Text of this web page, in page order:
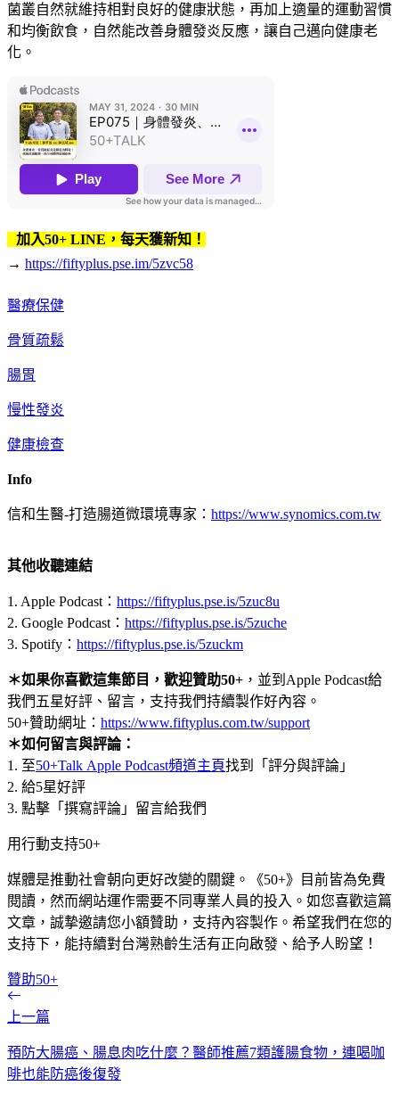
菌叢自然就維持相對良好的健康狀態，再加上適量的運動習慣
和均衡飲食，自然能改善身體發炎反應，讓自己邁向健康老
化。
加入50+ LINE，每天獲新知！
→ https://fiftyplus.pse.im/5zvc58
醫療保健
骨質疏鬆
腸胃
慢性發炎
健康檢查
Info
信和生醫-打造腸道微環境專家： https://www.synomics.com.tw
​其他收聽連結
1. Apple Podcast： https://fiftyplus.pse.is/5zuc8u
2. Google Podcast： https://fiftyplus.pse.is/5zuche
3. Spotify： https://fiftyplus.pse.is/5zuckm
＊如果你喜歡這集節目，歡迎贊助50+ ，並到Apple Podcast給
我們五星好評、留言，支持我們持續製作好內容。
50+贊助網址： https://www.fiftyplus.com.tw/support
＊如何留言與評論：
1. 至50+Talk Apple Podcast頻道主頁找到「評分與評論」
2. 給5星好評
3. 點擊「撰寫評論」留言給我們
用行動支持50+
媒體是推動社會朝向更好改變的關鍵。《50+》目前皆為免費
閱讀，然而網站運作需要不同專業人員的投入。如您喜歡這篇
文章，誠摯邀請您小額贊助，支持內容製作。希望我們在您的
支持下，能持續對台灣熟齡生活有正向啟發、給予人盼望！
贊助50+
上一篇
預防大腸癌、腸息肉吃什麼？醫師推薦7類護腸食物，連喝咖
啡也能防癌後復發